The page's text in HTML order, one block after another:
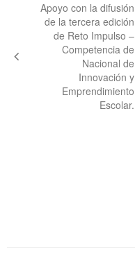
entradas
Apoyo con la difusión
de la tercera edición
de Reto Impulso –
Competencia de
Nacional de
Innovación y
Emprendimiento
Escolar.